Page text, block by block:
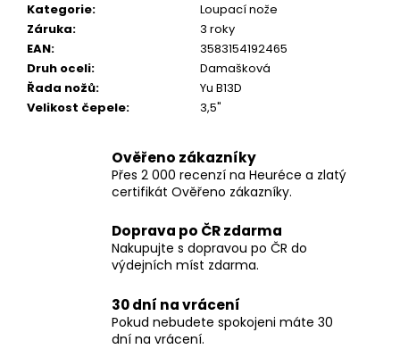
Kategorie:
Loupací nože
Záruka:
3 roky
EAN:
3583154192465
Druh oceli:
Damašková
Řada nožů:
Yu B13D
Velikost čepele: 3,5"
Ověřeno zákazníky
Přes 2 000 recenzí na Heuréce a zlatý
certifikát Ověřeno zákazníky.
Doprava po ČR zdarma
Nakupujte s dopravou po ČR do
výdejních míst zdarma.
30 dní na vrácení
Pokud nebudete spokojeni máte 30
dní na vrácení.